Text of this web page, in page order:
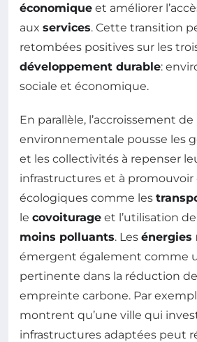
économique et améliorer
aux services. Cette transition
retombées positives sur les
développement durable:
sociale et économique.
En parallèle, l’accroissement
environnementale pousse les
et les collectivités à repenser
infrastructures et à promouvoir
écologiques comme les
le covoiturage et l’utilisation de
moins polluants. Les énergies
émergent également comme
pertinente dans la réduction
empreinte carbone. Par
montrent qu’une ville qui
infrastructures adaptées peut